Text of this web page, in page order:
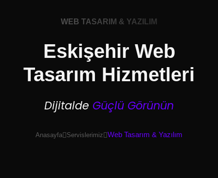
WEB TASARIM & YAZILIM
Eskişehir Web
Tasarım Hizmetleri
Dijitalde Güçlü Görünün
Anasayfa Servislerimiz Web Tasarım & Yazılım